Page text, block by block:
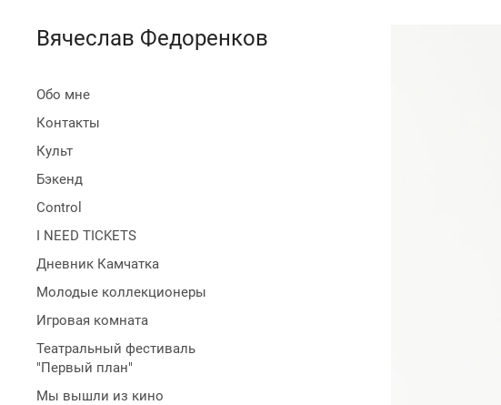
Вячеслав Федоренков
Обо мне
Контакты
Культ
Бэкенд
Control
I NEED TICKETS
Дневник Камчатка
Молодые коллекционеры
Игровая комната
Театральный фестиваль
"Первый план"
Мы вышли из кино